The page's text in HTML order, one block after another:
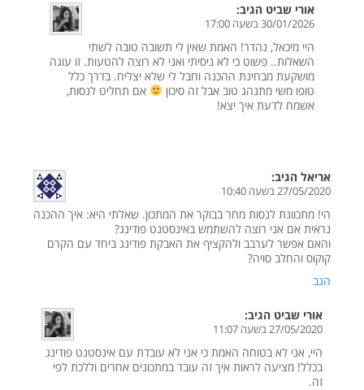
אורי שביט הגיב:
30/01/2026 בשעה 17:00
היי מיכאל, נהדר! האמת שאין לי תשובה טובה לשתי
השאלות.. פשוט כי לא ניסיתי ואני לא רוצה להטעות. זו עוגה
מושקעת מבחינת ההכנה וחבל לי שלא יצליח. בדרך כלל
טופו משי מתנהג טוב אבל זה סיכון
אם תחליט לנסות,
אשמח לדעת איך יצא!
אריאל הגיב:
27/05/2020 בשעה 10:40
הי! מתכוונת לנסות מחר בבוקר את המתכון. שאלתי היא: איך ההכנה
נראית אם אני רוצה להשתמש באינסטנט פודינג?
והאם אפשר לערבב ולהקציף את האבקת פודינג ביחד עם הקרם
קוקוס והחלב סויה?
הגב
אורי שביט הגיב:
27/05/2020 בשעה 11:07
היי, אני לא בטוחה האמת כי אני לא עובדת עם אינסטנט פודינג
בכלל! מציעה לראות איך זה עובד במתכונים אחרים וללכת לפי
זה.